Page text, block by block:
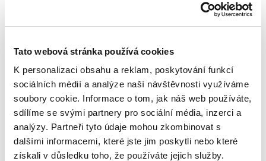
Tato webová stránka používá cookies
K personalizaci obsahu a reklam, poskytování funkcí
sociálních médií a analýze naší návštěvnosti využíváme
soubory cookie. Informace o tom, jak náš web používáte,
sdílíme se svými partnery pro sociální média, inzerci a
analýzy. Partneři tyto údaje mohou zkombinovat s
dalšími informacemi, které jste jim poskytli nebo které
získali v důsledku toho, že používáte jejich služby.
Řešení Commvault nabízíme v různých balíčcích pro datovou
ochranu na míru konkrétním požadavkům:
Commvault Complete Data Protection
Commvault Backup & Recovery
Commvault Disaster Recovery
Commvault eDiscovery
Commvault File Optimization
Commvault Hyperscale